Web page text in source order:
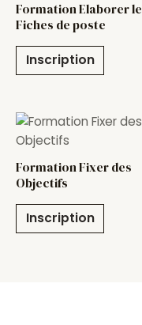
Formation Elaborer
Fiches de poste
Inscription
Formation Fixer des
Objectifs
Inscription